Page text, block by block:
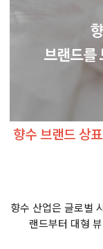
향수 브랜드 상
향수 산업은 글로벌
랜드부터 대형